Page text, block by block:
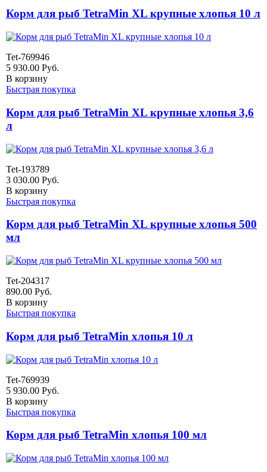
Корм для рыб TetraMin XL крупные хлопья 10 л
Tet-769946
5 930.00 Руб.
В корзину
Быстрая покупка
Корм для рыб TetraMin XL крупные хлопья 3,6
л
Tet-193789
3 030.00 Руб.
В корзину
Быстрая покупка
Корм для рыб TetraMin XL крупные хлопья 500
мл
Tet-204317
890.00 Руб.
В корзину
Быстрая покупка
Корм для рыб TetraMin хлопья 10 л
Tet-769939
5 930.00 Руб.
В корзину
Быстрая покупка
Корм для рыб TetraMin хлопья 100 мл